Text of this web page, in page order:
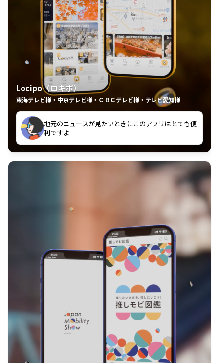
Locipo（ロキポ）
東海テレビ様・中京テレビ様・ＣＢＣテレビ様・テレビ愛知様
中京テレビのおもしろ番組が視聴可能地域外からも見
れるの嬉しいポイント
いつも利用させていただいております！